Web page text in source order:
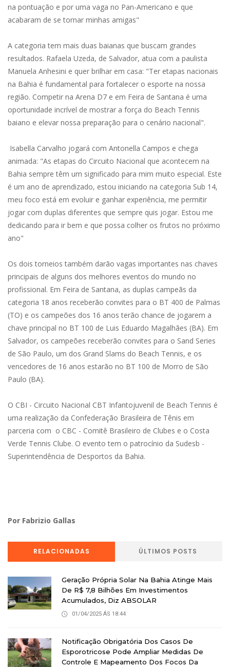
na pontuação e por uma vaga no Pan-Americano e que
acabaram de se tornar minhas amigas"
A categoria tem mais duas baianas que buscam grandes
resultados. Rafaela Uzeda, de Salvador, atua com a paulista
Manuela Anhesini e quer brilhar em casa: "Ter etapas nacionais
na Bahia é fundamental para fortalecer o esporte na nossa
região. Competir na Arena D7 e em Feira de Santana é uma
oportunidade incrível de mostrar a força do Beach Tennis
baiano e elevar nossa preparação para o cenário nacional".
Isabella Carvalho jogará com Antonella Campos e chega
animada: "As etapas do Circuito Nacional que acontecem na
Bahia sempre têm um significado para mim muito especial. Este
é um ano de aprendizado, estou iniciando na categoria Sub 14,
meu foco está em evoluir e ganhar experiência, me permitir
jogar com duplas diferentes que sempre quis jogar. Estou me
dedicando para ir bem e que possa colher os frutos no próximo
ano"
Os dois torneios também darão vagas importantes nas chaves
principais de alguns dos melhores eventos do mundo no
profissional. Em Feira de Santana, as duplas campeãs da
categoria 18 anos receberão convites para o BT 400 de Palmas
(TO) e os campeões dos 16 anos terão chance de jogarem a
chave principal no BT 100 de Luis Eduardo Magalhães (BA). Em
Salvador, os campeões receberão convites para o Sand Series
de São Paulo, um dos Grand Slams do Beach Tennis, e os
vencedores de 16 anos estarão no BT 100 de Morro de São
Paulo (BA).
O CBI - Circuito Nacional CBT Infantojuvenil de Beach Tennis é
uma realização da Confederação Brasileira de Tênis em
parceria com o CBC - Comitê Brasileiro de Clubes e o Costa
Verde Tennis Clube. O evento tem o patrocínio da Sudesb -
Superintendência de Desportos da Bahia.
Por Fabrizio Gallas
RELACIONADAS ÚLTIMOS POSTS
Geração Própria Solar Na Bahia Atinge Mais
De R$ 7,8 Bilhões Em Investimentos
Acumulados, Diz ABSOLAR
01/04/2025 ÁS 18:44
Notificação Obrigatória Dos Casos De
Esporotricose Pode Ampliar Medidas De
Controle E Mapeamento Dos Focos Da